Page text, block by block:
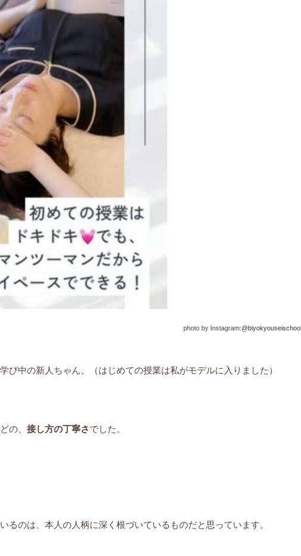
photo by Instagram:@biyokyouseischool
び中の新人ちゃん。（はじめての授業は私がモデルに入りました）
の、 接し方の丁寧さでした。
るのは、本人の人柄に深く根づいているものだと思っています。